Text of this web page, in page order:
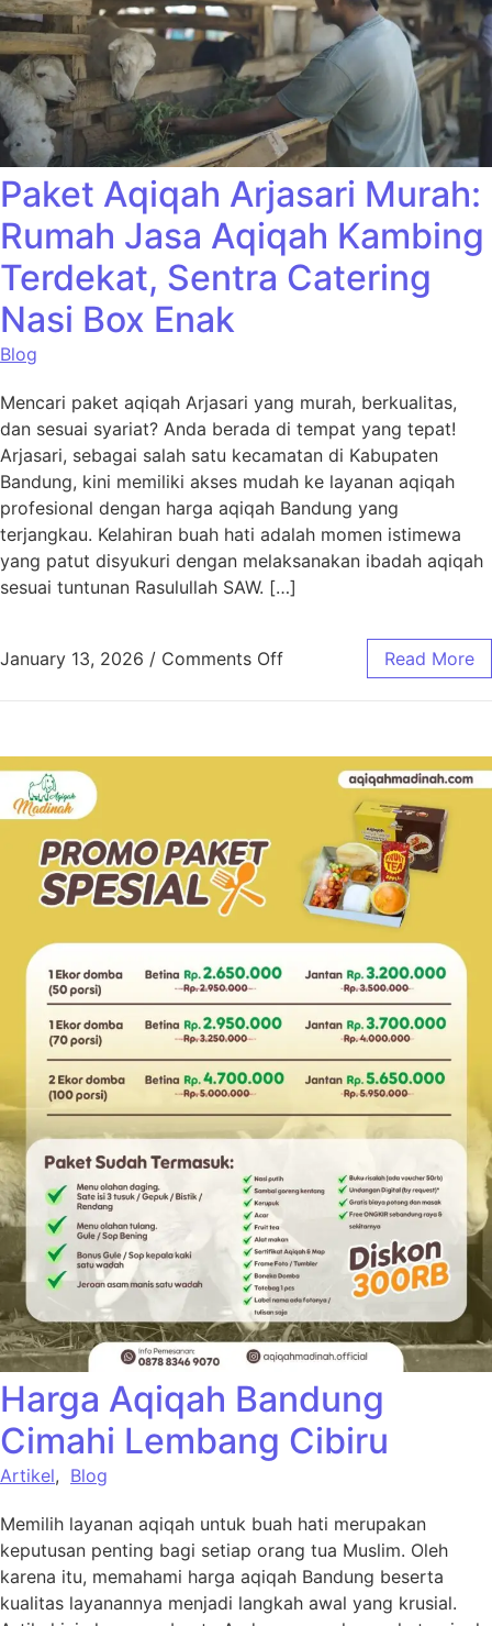
Paket Aqiqah Arjasari Murah:
Rumah Jasa Aqiqah Kambing
Terdekat, Sentra Catering
Nasi Box Enak
Blog
Mencari paket aqiqah Arjasari yang murah, berkualitas,
dan sesuai syariat? Anda berada di tempat yang tepat!
Arjasari, sebagai salah satu kecamatan di Kabupaten
Bandung, kini memiliki akses mudah ke layanan aqiqah
profesional dengan harga aqiqah Bandung yang
terjangkau. Kelahiran buah hati adalah momen istimewa
yang patut disyukuri dengan melaksanakan ibadah aqiqah
sesuai tuntunan Rasulullah SAW. […]
January 13, 2026 / Comments Off Read More
Harga Aqiqah Bandung
Cimahi Lembang Cibiru
Artikel, Blog
Memilih layanan aqiqah untuk buah hati merupakan
keputusan penting bagi setiap orang tua Muslim. Oleh
karena itu, memahami harga aqiqah Bandung beserta
kualitas layanannya menjadi langkah awal yang krusial.